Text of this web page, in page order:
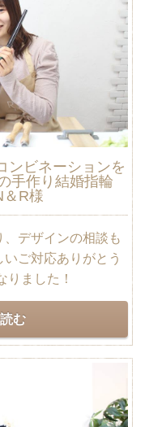
ンビネーションを
手作り結婚指輪
＆R様
デザインの相談も
ご対応ありがとう
りました！
む